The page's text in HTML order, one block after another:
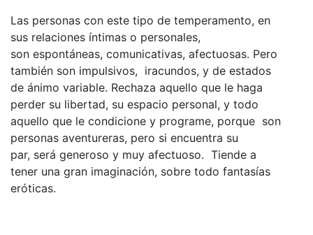
Las personas con este tipo de temperamento, en
sus relaciones íntimas o personales,
son espontáneas, comunicativas, afectuosas. Pero
también son impulsivos, iracundos, y de estados
de ánimo variable. Rechaza aquello que le haga
perder su libertad, su espacio personal, y todo
aquello que le condicione y programe, porque son
personas aventureras, pero si encuentra su
par, será generoso y muy afectuoso. Tiende a
tener una gran imaginación, sobre todo fantasías
eróticas.